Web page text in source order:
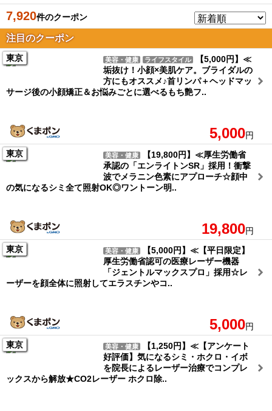
7,920件のクーポン
注目のクーポン
東京 美容・健康 ライフスタイル
【5,000円】≪
垢抜け！小顔×美肌ケア。ブライダルの
方にもオススメ♪首リンパ＋ヘッドマッ
サージ後の小顔矯正＆お悩みごとに選べるもち艶フ..
5,000円
東京
美容・健康
【19,800円】≪厚生労働省
承認の「エンライトンSR」採用！衝撃
波でメラニン色素にアプローチ☆顔中
の気になるシミ全て照射OK◎ワントーン明..
19,800円
東京
美容・健康
【5,000円】≪【平日限定】
厚生労働省認可の医療レーザー機器
「ジェントルマックスプロ」採用☆レ
ーザーを顔全体に照射してエラスチンやコ..
5,000円
東京
美容・健康
【1,250円】≪【アンケート
好評価】気になるシミ・ホクロ・イボ
を院長によるレーザー治療でコンプレ
ックスから解放★CO2レーザー ホクロ除..